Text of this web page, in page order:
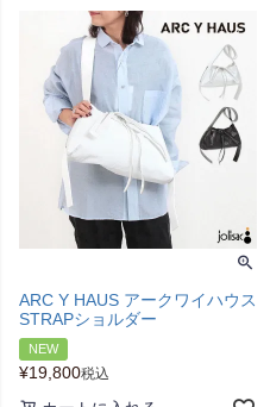
ARC Y HAUS アークワイハウス
STRAPショルダー
NEW
¥19,800税込